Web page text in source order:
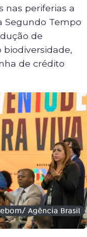
nas periferias a
Segundo Tempo
de
biodiversidade,
de crédito